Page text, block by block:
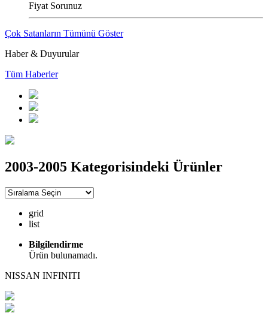
Fiyat Sorunuz
Çok Satanların Tümünü Göster
Haber & Duyurular
Tüm Haberler
2003-2005 Kategorisindeki Ürünler
grid
list
Bilgilendirme
Ürün bulunamadı.
NISSAN INFINITI